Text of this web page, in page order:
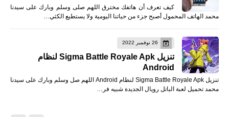
كيف تعرف أن هاتفك مخترق اللهم صلى وسلم وبارك على سيدنا
محمد الهاتف المحمول أصبح جزء من حياتنا اليومية ولا يستطيع الكثي…
26 نوفمبر 2022
تنزيل Sigma Battle Royale Apk لنظام
Android
تنزيل Sigma Battle Royale Apk لنظام Android اللهم صل وسلم وبارك على سيدنا
محمد تحميل لعبة الباتل رويال الجديدة شبيه فر…